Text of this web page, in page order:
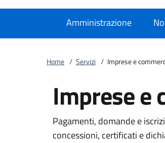
Amministrazione
Home / Servizi / Imprese e
Imprese e
Pagamenti, domande e
concessioni, certificati e